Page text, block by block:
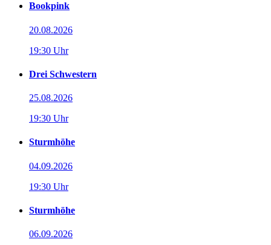
Bookpink
20.08.2026
19:30 Uhr
Drei Schwestern
25.08.2026
19:30 Uhr
Sturmhöhe
04.09.2026
19:30 Uhr
Sturmhöhe
06.09.2026